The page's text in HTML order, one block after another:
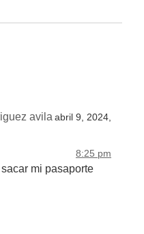
avila abril 9, 2024,
8:25 pm
mi pasaporte